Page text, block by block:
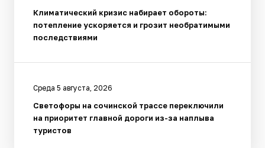
Климатический кризис набирает обороты:
потепление ускоряется и грозит необратимыми
последствиями
Среда 5 августа, 2026
Светофоры на сочинской трассе переключили
на приоритет главной дороги из-за наплыва
туристов